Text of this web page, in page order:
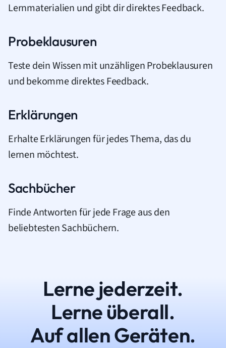
Lernmaterialien und gibt dir direktes Feedback.
Probeklausuren
Teste dein Wissen mit unzähligen Probeklausuren
und bekomme direktes Feedback.
Erklärungen
Erhalte Erklärungen für jedes Thema, das du
lernen möchtest.
Sachbücher
Finde Antworten für jede Frage aus den
beliebtesten Sachbüchern.
Lerne jederzeit.
Lerne überall.
Auf allen Geräten.